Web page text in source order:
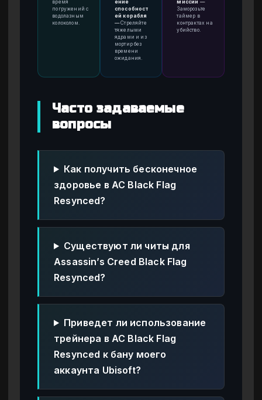
время
погружений с
водолазным
колоколом.
ение
способност
ей корабля
—Стреляйте
тяжелыми
ядрами и из
мортир без
времени
ожидания.
миссии —
Заморозьте
таймер в
контрактах на
убийство.
Часто задаваемые
вопросы
Как получить бесконечное
здоровье в AC Black Flag
Resynced?
Существуют ли читы для
Assassin’s Creed Black Flag
Resynced?
Приведет ли использование
трейнера в AC Black Flag
Resynced к бану моего
аккаунта Ubisoft?